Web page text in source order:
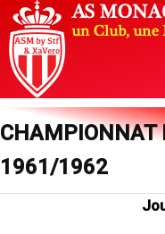
CHAMPIONNAT
1961/1962